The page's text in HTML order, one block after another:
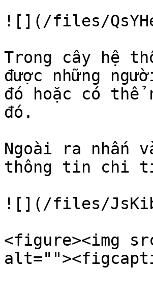
![](/files/
Trong cây hệ
được những
đó hoặc có thể
đó.
Ngoài ra nhấn
thông tin chi
![](/files/
<figure><img